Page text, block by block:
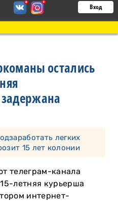
Вход
остались
легких
15 лет колонии
телеграм-канала
летняя курьерша
интернет-